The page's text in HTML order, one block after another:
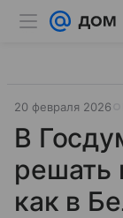
20 февраля 2026
В
решать
как в